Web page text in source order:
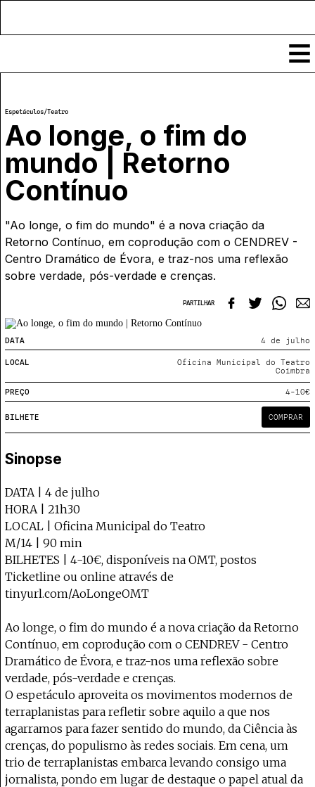
Notícias
Classificados
Ver todos
Enviar
Agenda
Espetáculos
Eventos
Por Localidade
Locais
Mapa
Crítica
COFFEELABS
Workshops
Cursos Curtos
Recursos
Links úteis
Projecto e Equipa
Estatuto Editorial
Ficha Técnica
Política de privacidade
Contactar
Política de privacidade - App
Coffeelabs Cursos curtos
o Coffeepaste e ajuda-nos a chegar mais longe.Mantém viva a cultura independente —
Espetáculos/Teatro
Ao longe, o fim do
mundo | Retorno
Contínuo
"Ao longe, o fim do mundo" é a nova criação da
Retorno Contínuo, em coprodução com o CENDREV -
Centro Dramático de Évora, e traz-nos uma reflexão
sobre verdade, pós-verdade e crenças.
PARTILHAR
DATA 4 de julho
LOCAL
Oficina Municipal do Teatro
Coimbra
PREÇO 4-10€
BILHETE COMPRAR
Sinopse
DATA | 4 de julho
HORA | 21h30
LOCAL | Oficina Municipal do Teatro
M/14 | 90 min
BILHETES | 4-10€, disponíveis na OMT, postos
Ticketline ou online através de
tinyurl.com/AoLongeOMT
Ao longe, o fim do mundo é a nova criação da Retorno
Contínuo, em coprodução com o CENDREV - Centro
Dramático de Évora, e traz-nos uma reflexão sobre
verdade, pós-verdade e crenças.
O espetáculo aproveita os movimentos modernos de
terraplanistas para refletir sobre aquilo a que nos
agarramos para fazer sentido do mundo, da Ciência às
crenças, do populismo às redes sociais. Em cena, um
trio de terraplanistas embarca levando consigo uma
jornalista, pondo em lugar de destaque o papel atual da